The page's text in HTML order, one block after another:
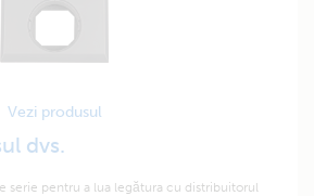
Vezi produsul
dvs.
serie pentru a lua legătura cu distribuitorul